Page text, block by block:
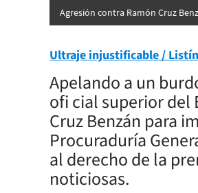
Agresión contra Ramón Cruz
Ultraje injustificable /
Apelando a un
ofi cial superior del
Cruz Benzán para
Procuraduría
al derecho de la
noticiosas.